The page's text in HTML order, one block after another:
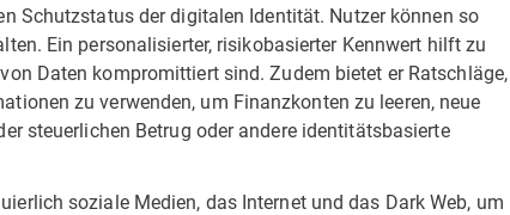
Schutzstatus der digitalen Identität. Nutzer können so
Ein personalisierter, risikobasierter Kennwert hilft zu
Daten kompromittiert sind. Zudem bietet er Ratschläge,
zu verwenden, um Finanzkonten zu leeren, neue
steuerlichen Betrug oder andere identitätsbasierte
soziale Medien, das Internet und das Dark Web, um